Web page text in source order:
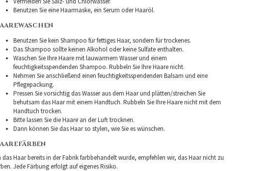
Benutzen Sie eine Haarmaske, ein Serum oder Haaröl.
Benutzen Sie kein Shampoo für fettiges Haar, sondern für trockenes.
Das Shampoo sollte keinen Alkohol oder keine Sulfate enthalten.
Waschen Sie Ihre Haare mit lauwarmem Wasser und einem
feuchtigkeitsspendenden Shampoo. Rubbeln Sie Ihre Haare nicht.
Nehmen Sie anschließend einen feuchtigkeitsspendenden Balsam und eine
Pflegepackung.
Pressen Sie vorsichtig das Wasser aus dem Haar und plätten/streichen Sie
behutsam das Haar mit einem Handtuch. Rubbeln Sie Ihre Haare nicht mit dem
Handtuch trocken.
Bitte lassen Sie die Haare an der Luft trocknen.
Dann können Sie das Haar so stylen, wie Sie es wünschen.
das Haar bereits in der Fabrik farbbehandelt wurde, empfehlen wir, das Haar nicht zu
Jede Färbung erfolgt auf eigenes Risiko.